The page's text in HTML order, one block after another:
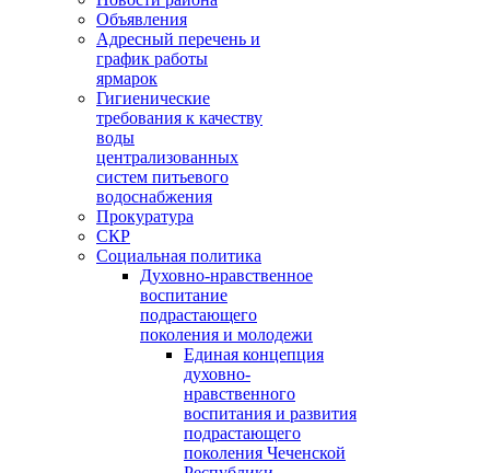
Объявления
Адресный перечень и
график работы
ярмарок
Гигиенические
требования к качеству
воды
централизованных
систем питьевого
водоснабжения
Прокуратура
СКР
Социальная политика
Духовно-нравственное
воспитание
подрастающего
поколения и молодежи
Единая концепция
духовно-
нравственного
воспитания и развития
подрастающего
поколения Чеченской